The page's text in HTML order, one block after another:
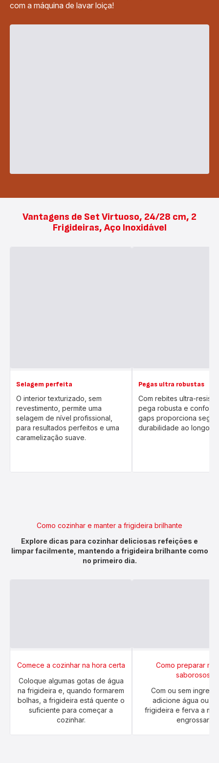
com a máquina de lavar loiça!
Vantagens de Set Virtuoso, 24/28 cm, 2
Frigideiras, Aço Inoxidável
Selagem perfeita
O interior texturizado, sem
revestimento, permite uma
selagem de nível profissional,
para resultados perfeitos e uma
caramelização suave.
Pegas ultra robustas
Com rebites ultra-
pega robusta e
gaps proporciona
durabilidade ao longo
Como cozinhar e manter a frigideira brilhante
Explore dicas para cozinhar deliciosas refeições e
limpar facilmente, mantendo a frigideira brilhante como
no primeiro dia.
Comece a cozinhar na hora certa
Coloque algumas gotas de água
na frigideira e, quando formarem
bolhas, a frigideira está quente o
suficiente para começar a
cozinhar.
Como preparar
saborosos
Com ou sem
adicione água ou
frigideira e ferva a
engrossar.